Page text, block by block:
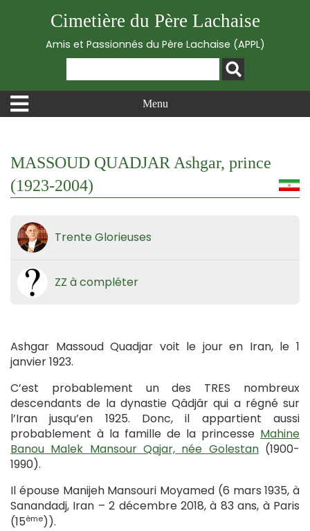
Cimetière du Père Lachaise
Amis et Passionnés du Père Lachaise (APPL)
Menu
MASSOUD QUADJAR Ashgar, prince
(1923-2004)
Trente Glorieuses
ZZ à compléter
Ashgar Massoud Quadjar voit le jour en Iran, le 1
janvier 1923.
C’est probablement un des TRES nombreux
descendants de la dynastie Qâdjâr qui a régné sur
l’Iran jusqu’en 1925. Donc, il appartient aussi
probablement à la famille de la princesse Mahine
Banou Malek Mansour Qajar, née Golestan(1900-
1990).
Il épouse Manijeh Mansouri Moyamed (6 mars 1935, à
Sanandadj, Iran – 2 décembre 2018, à 83 ans, à Paris
(15ème)).